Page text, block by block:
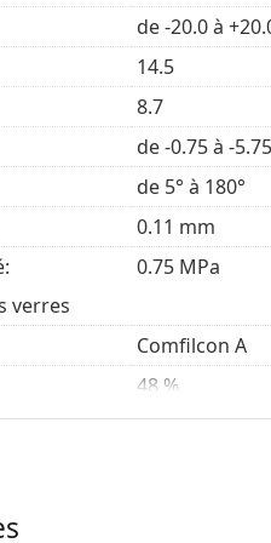
deslentilles de contact
stable et claire. Elles sont
plus élevées en
lentilles hydratantes pour
deslentilles de contact
les avantages des
temps pouvez-vous
de -20.0 à
14.5
8.7
de -0.75 à -5.75
de 5° à 180°
0.11 mm
0.75 MPa
verres
Comfilcon A
48 %
116 Dk/t